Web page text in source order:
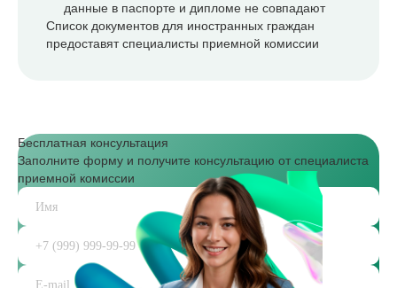
данные в паспорте и дипломе не совпадают
Список документов для иностранных граждан
предоставят специалисты приемной комиссии
Бесплатная консультация
Заполните форму и получите консультацию от специалиста
приемной комиссии